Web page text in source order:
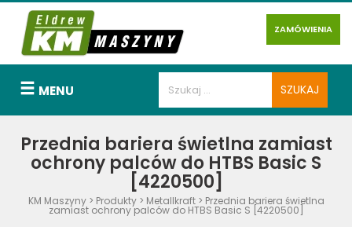
ZAMÓWIENIA
MENU
Przednia bariera świetlna zamiast
ochrony palców do HTBS Basic S
[4220500]
KM Maszyny> Produkty> Metallkraft> Przednia bariera świetlna
zamiast ochrony palców do HTBS Basic S [4220500]